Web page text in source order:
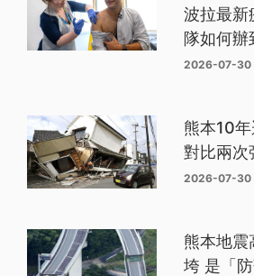
波拉最新
隊如何辦
2026-07-30
熊本10
對比兩次
2026-07-30
熊本地震
垮 是「